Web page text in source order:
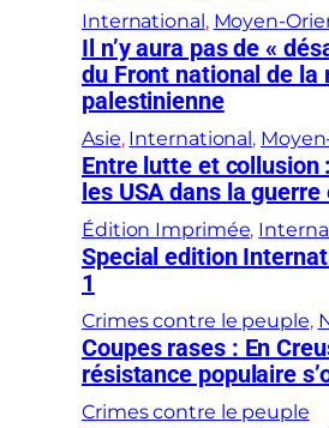
International , Moyen-
Il n’y aura pas de «
du Front national de la
palestinienne
Asie, International ,
Entre lutte et collusion
les USA dans la guerre
Édition Imprimée,
Special edition
1
Crimes contre le peuple,
Coupes rases : En
résistance populaire
Crimes contre le peuple